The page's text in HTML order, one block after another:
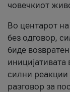
човечкиот
Во центарот
без одговор,
биде
силни реакции
разговор за